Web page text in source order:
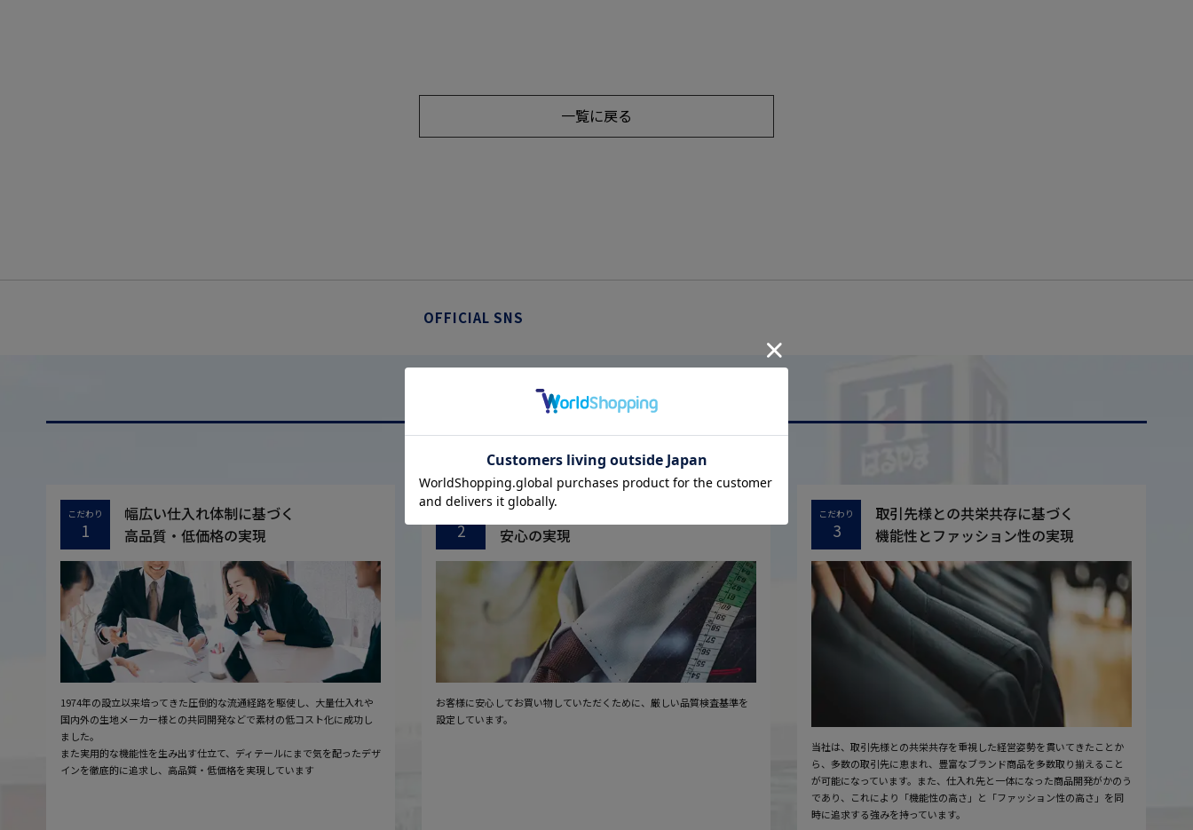
一覧に戻る
OFFICIAL SNS
はるやまについて
ABOUT US
こだわり
1
幅広い仕入れ体制に基づく
高品質・低価格の実現
1974年の設立以来培ってきた圧倒的な流通経路を駆使し、大量仕入れや
国内外の生地メーカー様との共同開発などで素材の低コスト化に成功し
ました。
また実用的な機能性を生み出す仕立て、ディテールにまで気を配ったデザ
インを徹底的に追求し、高品質・低価格を実現しています
2
厳しい品質管理体制に基づく
安心の実現
お客様に安心してお買い物していただくために、厳しい品質検査基準を
設定しています。
こだわり
3
取引先様との共栄共存に基づく
機能性とファッション性の実現
当社は、取引先様との共栄共存を重視した経営姿勢を貫いてきたことか
ら、多数の取引先に恵まれ、豊富なブランド商品を多数取り揃えること
が可能になっています。また、仕入れ先と一体になった商品開発がかのう
であり、これにより「機能性の高さ」と「ファッション性の高さ」を同
時に追求する強みを持っています。